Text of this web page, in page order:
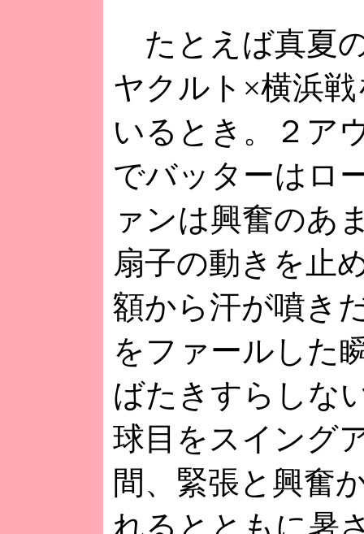
たとえば真夏
ヤクルト×横浜
いるとき。２ア
でバッターはロ
ァンは興奮のあ
扇子の動きを止
額から汗が噴き
をファールした
ばたきすらしな
球目をスイング
間、緊張と興奮
れるとともに暑